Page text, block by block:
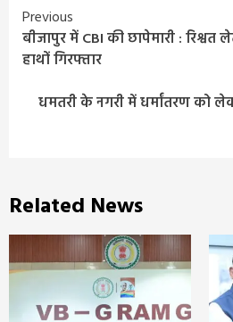
Continue
Reading
Previous
बीजापुर में CBI की छापेमारी : रिश्वत
हाथों गिरफ्तार
धमतरी के नगरी में धर्मांतरण को
Related News